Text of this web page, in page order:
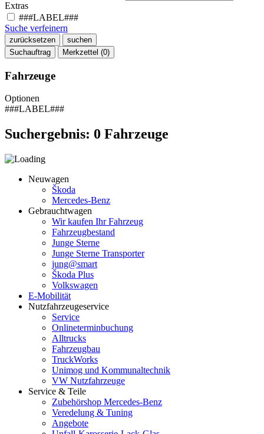
Extras
###LABEL###
Suche verfeinern
zurücksetzen
suchen
Suchauftrag
Merkzettel (0)
Fahrzeuge
Optionen
###LABEL###
Suchergebnis: 0 Fahrzeuge
Neuwagen
Škoda
Mercedes-Benz
Gebrauchtwagen
Wir kaufen Ihr Fahrzeug
Fahrzeugbestand
Junge Sterne
Junge Sterne Transporter
jung@smart
Škoda Plus
Volkswagen
E-Mobilität
Nutzfahrzeugeservice
Service
Onlineterminbuchung
Alltrucks
Fahrzeugbau
TruckWorks
Unimog und Kommunaltechnik
VW Nutzfahrzeuge
Service & Teile
Zubehörshop Mercedes-Benz
Veredelung & Tuning
Angebote